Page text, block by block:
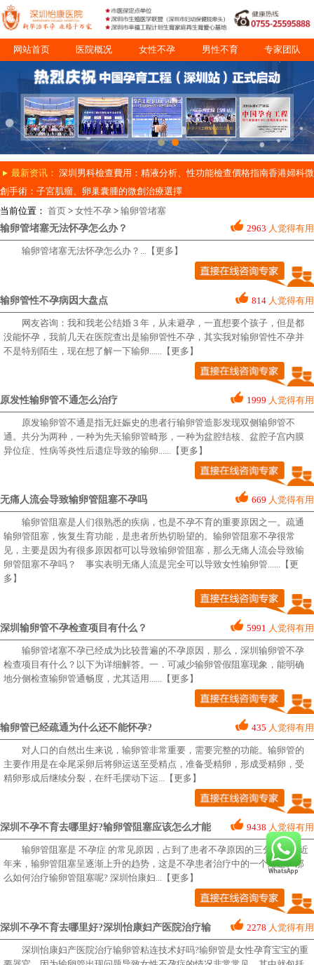
网站首页 医院概况 女性不孕 男性不育 专家团队
诊疗项目 就医指南
最新资讯： 深圳男科檢查費用：精液分析、性功能檢查價格指南香港婦科微
創手術：子宮肌瘤、卵巢囊腫的微創治療選擇
当前位置： 首页 > 女性不孕 > 输卵管堵塞
输卵管堵塞无法怀孕怎么办？
2963 人觉得有用
输卵管堵塞无法怀孕怎么办？ ...【更多】
输卵管性不孕病因大盘点 814 人觉得有用
网友咨询：我和我老公结婚３年，从未避孕，一直想要个孩子，但是都
没能怀孕，我前几天在医院查出是输卵管性不孕，其实我对输卵管性不孕并
不是特别陌生，现在想了解一下输卵...
...【更多】
原发性输卵管不通怎么治疗 1999 人觉得有用
原发输卵管不通是指无妊娠史的患者行输卵管造影发现双侧输卵管不
通。共分为两种，一种为先天输卵管畸形，一种为盆腔结核、盆腔子宫内膜
异位症、性病等炎性后遗症导致的输卵...
...【更多】
无痛人流会导致输卵管阻塞不孕吗 669 人觉得有用
输卵管阻塞是人们很熟悉的疾病，也是不孕不育的重要原因之一。疏通
输卵管阻塞，恢复生育功能，是患者所热切盼望的。输卵管阻塞不孕很常
见，主要是因为有很多原因都可以导致输卵管阻塞，那么无痛人流会导致输
卵管阻塞不孕吗？ 事实表明无痛人流是完全可以导致女性输卵管......【更
多】
深圳输卵管不孕检查项目有什么？ 5991 人觉得有用
输卵管堵塞不孕已经成为比较普遍的不孕原因，那么，深圳输卵管不孕
检查项目有什么？以下为详细解答。一．可减少输卵管假阻塞现象，能明确
地分侧检查输卵管通畅度，尤其适用...
...【更多】
输卵管已经疏通为什么还不能怀孕? 435 人觉得有用
对人口的自然出生来说，输卵管非常重要，需要完整的功能。输卵管的
主要作用是在伞尾采卵后将卵运送至受精点，准备受精卵，形成受精卵，受
精卵形成后继续分裂，在纤毛摆动下运...【更多】
深圳不孕不育去哪里好?输卵管阻塞应该怎么才能 9438 人觉得有用
输卵管阻塞是 不孕症 的常见原因，占到了患者不孕原因的三分之一。近
年来，输卵管阻塞呈逐渐上升的趋势，这是不孕患者治疗中的一个难题。那
么如何治疗输卵管阻塞呢? 深圳怡康妇...【更多】
深圳不孕不育去哪里好?深圳怡康妇产医院治疗输 2278 人觉得有用
深圳怡康妇产医院治疗输卵管粘连技术好吗?输卵管是女性孕育宝宝的重